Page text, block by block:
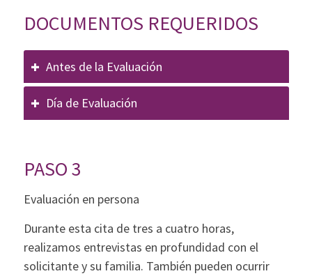
DOCUMENTOS REQUERIDOS
Antes de la Evaluación
Día de Evaluación
PASO 3
Evaluación en persona
Durante esta cita de tres a cuatro horas,
realizamos entrevistas en profundidad con el
solicitante y su familia. También pueden ocurrir